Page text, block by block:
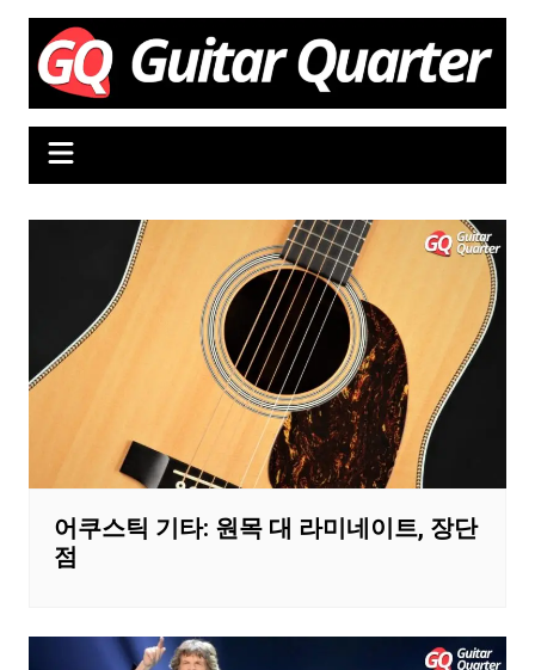
Skip
content
어쿠스틱 기타: 원목 대 라미네이트, 장단
점